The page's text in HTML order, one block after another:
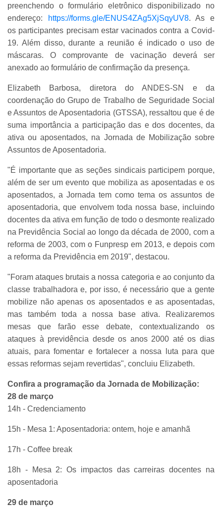
preenchendo o formulário eletrônico disponibilizado no
endereço:
https://forms.gle/ENUS4ZAg5XjSqyUV8. As e
os participantes precisam estar vacinados contra a Covid-
19. Além disso, durante a reunião é indicado o uso de
máscaras. O comprovante de vacinação deverá ser
anexado ao formulário de confirmação da presença.
Elizabeth Barbosa, diretora do ANDES-SN e da
coordenação do Grupo de Trabalho de Seguridade Social
e Assuntos de Aposentadoria (GTSSA), ressaltou que é de
suma importância a participação das e dos docentes, da
ativa ou aposentados, na Jornada de Mobilização sobre
Assuntos de Aposentadoria.
"É importante que as seções sindicais participem porque,
além de ser um evento que mobiliza as aposentadas e os
aposentados, a Jornada tem como tema os assuntos de
aposentadoria, que envolvem toda nossa base, incluindo
docentes da ativa em função de todo o desmonte realizado
na Previdência Social ao longo da década de 2000, com a
reforma de 2003, com o Funpresp em 2013, e depois com
a reforma da Previdência em 2019", destacou.
"Foram ataques brutais a nossa categoria e ao conjunto da
classe trabalhadora e, por isso, é necessário que a gente
mobilize não apenas os aposentados e as aposentadas,
mas também toda a nossa base ativa. Realizaremos
mesas que farão esse debate, contextualizando os
ataques à previdência desde os anos 2000 até os dias
atuais, para fomentar e fortalecer a nossa luta para que
essas reformas sejam revertidas", concluiu Elizabeth.
Confira a programação da Jornada de Mobilização:
28 de março
14h - Credenciamento
15h - Mesa 1: Aposentadoria: ontem, hoje e amanhã
17h - Coffee break
18h - Mesa 2: Os impactos das carreiras docentes na
aposentadoria
29 de março